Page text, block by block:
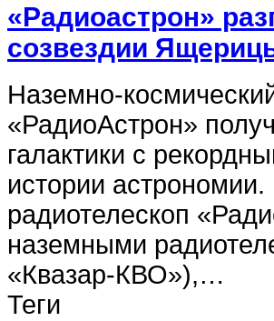
«Радиоастрон»
созвездии
Наземно-
«РадиоАстрон»
галактики с
истории
радиотелескоп
наземными
«Квазар-КВО»),…
Теги